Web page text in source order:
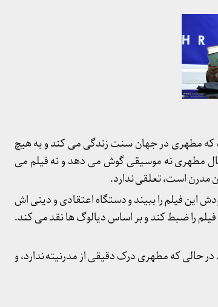
که مطهری در جهان سنت زندگی می کند و به هیچ
مطهری نه موسیقی گوش می دهد و نه فیلم می
مدرن است، تعلقی ندارد.
این فیلم را ببیند و دستگاه اعتقادی و دینی اش
فیلم را ضبط کند و بر اساس دیالوگ ها نقد می کند.
که مطهری درک دقیقی از مدرنیته ندارد، و